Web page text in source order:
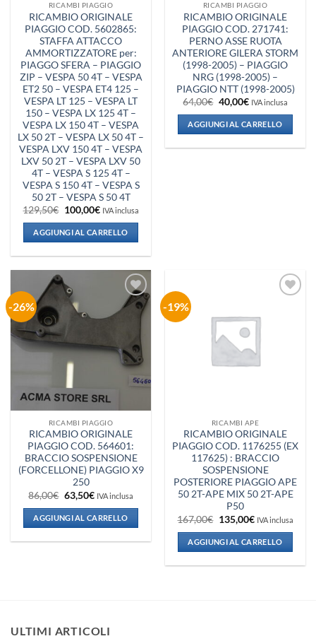
RICAMBI PIAGGIO
RICAMBIO ORIGINALE
PIAGGIO COD. 5602865:
STAFFA ATTACCO
AMMORTIZZATORE per:
PIAGGO SFERA – PIAGGIO
ZIP – VESPA 50 4T – VESPA
ET2 50 – VESPA ET4 125 –
VESPA LT 125 – VESPA LT
150 – VESPA LX 125 4T –
VESPA LX 150 4T – VESPA
LX 50 2T – VESPA LX 50 4T –
VESPA LXV 150 4T – VESPA
LXV 50 2T – VESPA LXV 50
4T – VESPA S 125 4T –
VESPA S 150 4T – VESPA S
50 2T – VESPA S 50 4T
129,50€ Il
prezzo
originale
era:
129,50€.
100,00€Il
attuale
è:
100,00€.
IVA inclusa
AGGIUNGI AL CARRELLO
RICAMBI PIAGGIO
RICAMBIO ORIGINALE
PIAGGIO COD. 271741:
PERNO ASSE RUOTA
ANTERIORE GILERA STORM
(1998-2005) – PIAGGIO
NRG (1998-2005) –
PIAGGIO NTT (1998-2005)
64,00€ Il
prezzo
originale
era:
64,00€.
40,00€Il
attuale
è:
40,00€.
IVA inclusa
AGGIUNGI AL CARRELLO
-26%
Aggiungi
alla lista
RICAMBI PIAGGIO
RICAMBIO ORIGINALE
PIAGGIO COD. 564601:
BRACCIO SOSPENSIONE
(FORCELLONE) PIAGGIO X9
250
86,00€ Il
prezzo
originale
era:
86,00€.
63,50€Il
attuale
è:
63,50€.
IVA inclusa
AGGIUNGI AL CARRELLO
-19%
RICAMBI APE
RICAMBIO ORIGINALE
PIAGGIO COD. 1176255 (EX
117625) : BRACCIO
SOSPENSIONE
POSTERIORE PIAGGIO APE
50 2T-APE MIX 50 2T-APE
P50
167,00€ Il
prezzo
originale
era:
167,00€.
135,00€Il
attuale
è:
135,00€.
IVA inclusa
AGGIUNGI AL CARRELLO
ULTIMI ARTICOLI